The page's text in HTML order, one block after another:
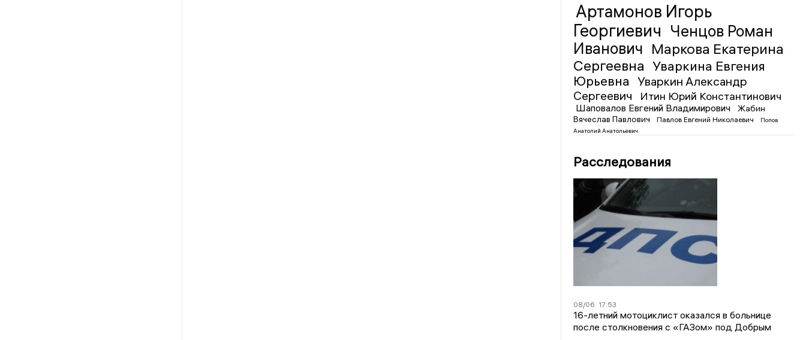
Артамонов Игорь
Георгиевич Ченцов Роман
Иванович Маркова Екатерина
Сергеевна Уваркина Евгения
Юрьевна
Уваркин Александр
Сергеевич
Итин Юрий Константинович
Шаповалов Евгений Владимирович
Жабин
Вячеслав Павлович
Павлов Евгений Николаевич
Попов
Анатолий Анатольевич
Расследования
08/06 17:53
16-летний мотоциклист оказался в больнице
после столкновения с «ГАЗом» под Добрым